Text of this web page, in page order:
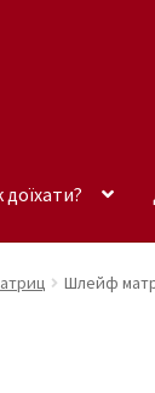
доїхати?
Шлейф